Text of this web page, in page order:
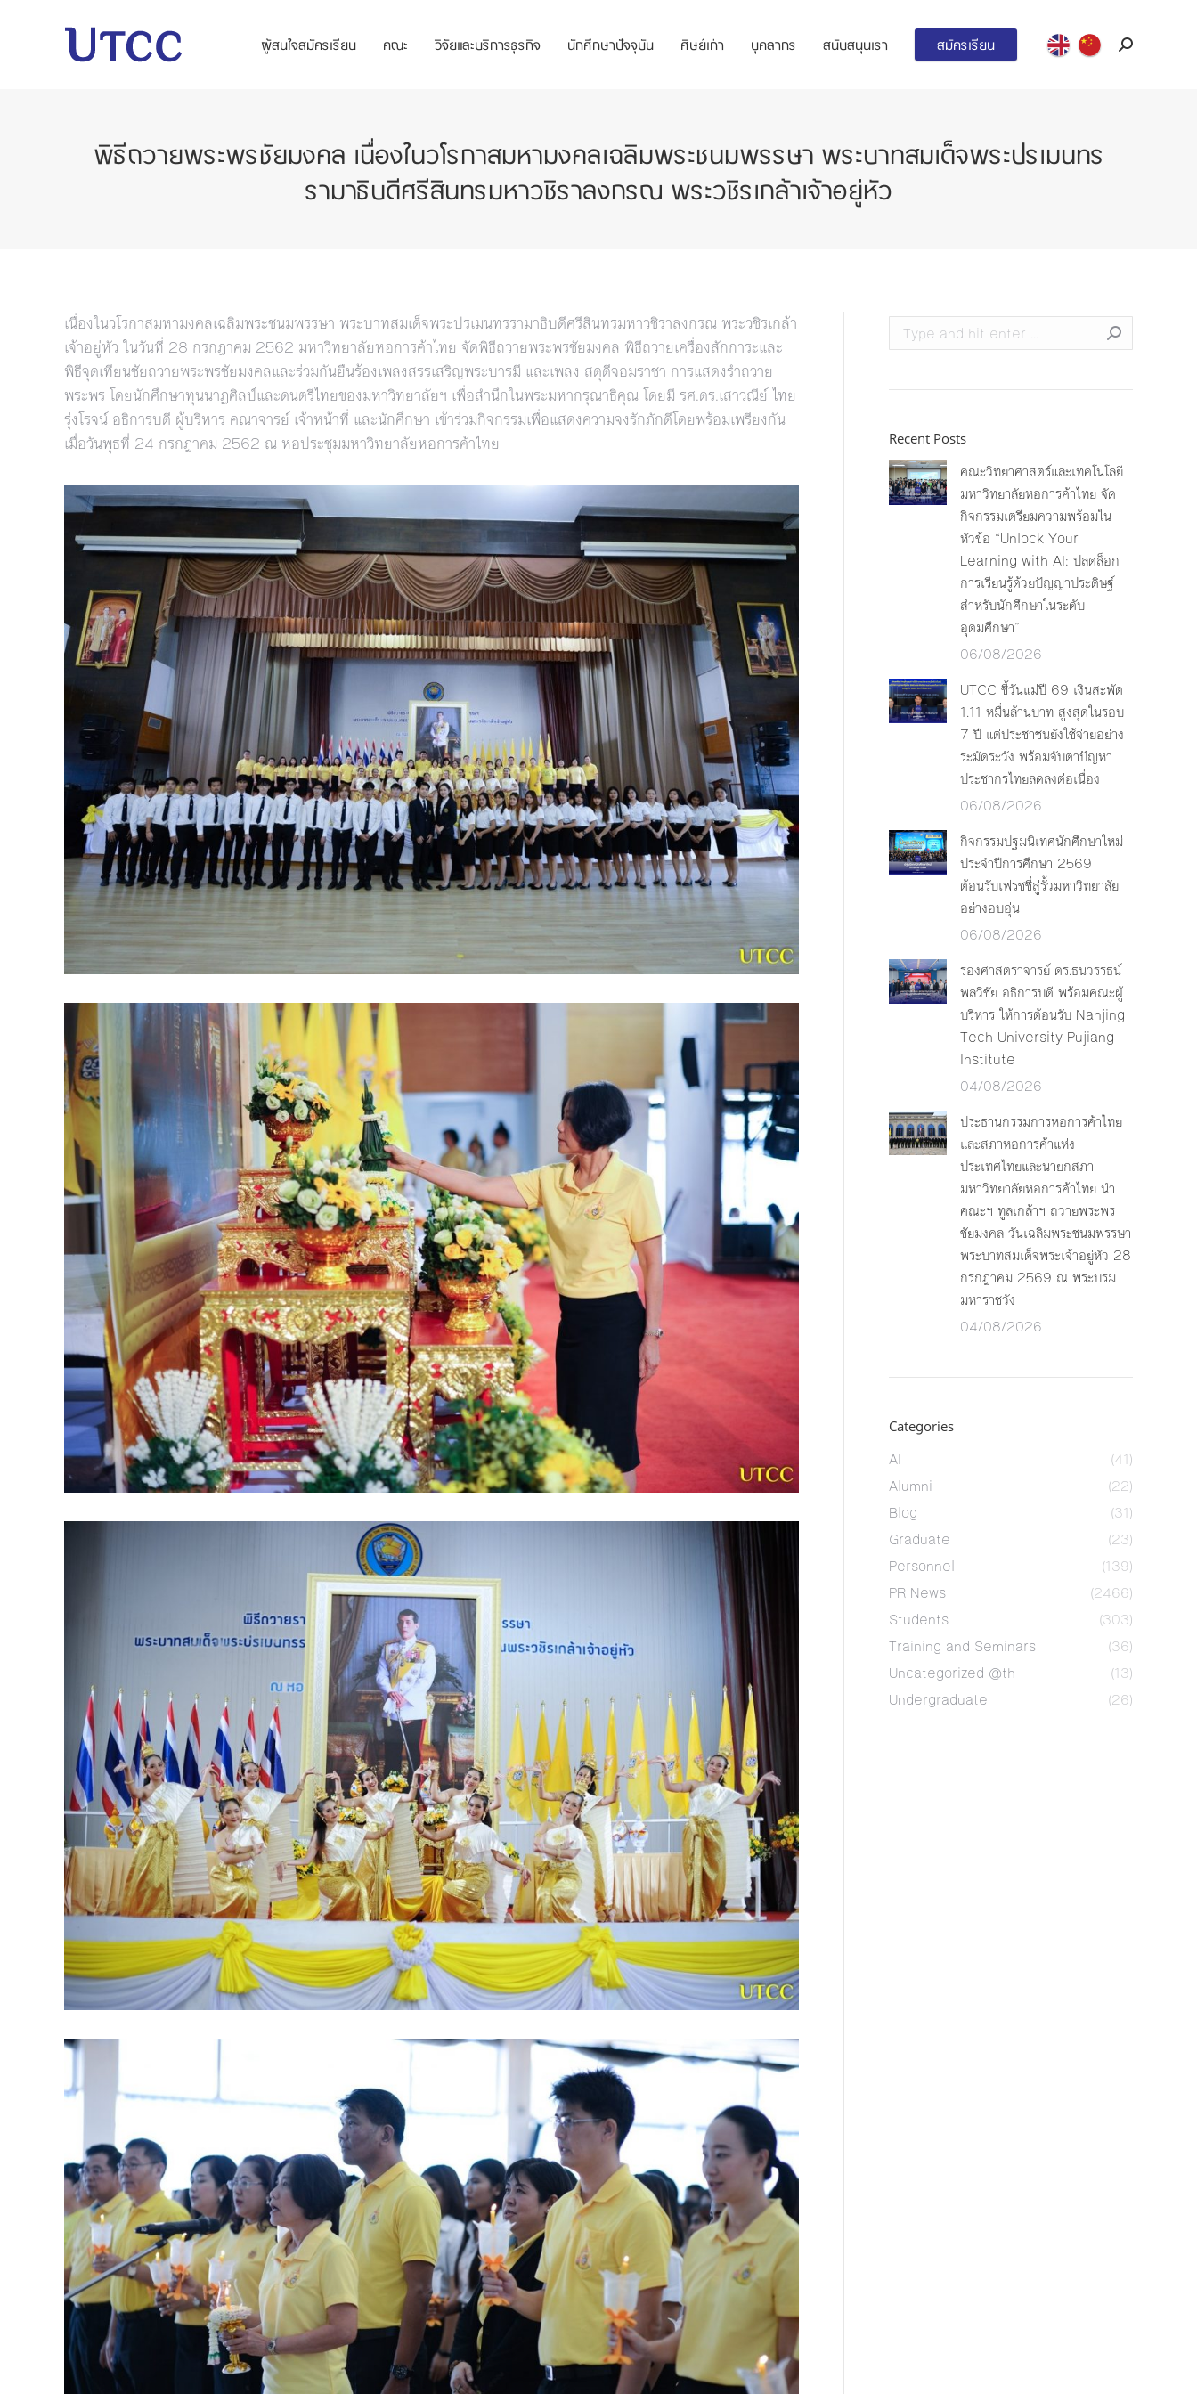
ผู้สนใจสมัครเรียน คณะ วิจัยและบริการธุรกิจ นักศึกษาปัจจุบัน ศิษย์เก่า บุคลากร สนับสนุนเรา สมัครเรียน Search:
พิธีถวายพระพรชัยมงคล เนื่องในวโรกาสมหามงคลเฉลิมพระชนมพรรษา พระบาทสมเด็จพระปรเมนทร
รามาธิบดีศรีสินทรมหาวชิราลงกรณ พระวชิรเกล้าเจ้าอยู่หัว
เนื่องในวโรกาสมหามงคลเฉลิมพระชนมพรรษา พระบาทสมเด็จพระปรเมนทรรามาธิบดีศรีสินทรมหาวชิราลงกรณ พระวชิรเกล้า
เจ้าอยู่หัว ในวันที่ 28 กรกฎาคม 2562 มหาวิทยาลัยหอการค้าไทย จัดพิธีถวายพระพรชัยมงคล พิธีถวายเครื่องสักการะและ
พิธีจุดเทียนชัยถวายพระพรชัยมงคลและร่วมกันยืนร้องเพลงสรรเสริญพระบารมี และเพลง สดุดีจอมราชา การแสดงรำถวาย
พระพร โดยนักศึกษาทุนนาฏศิลป์และดนตรีไทยของมหาวิทยาลัยฯ เพื่อสำนึกในพระมหากรุณาธิคุณ โดยมี รศ.ดร.เสาวณีย์ ไทย
รุ่งโรจน์ อธิการบดี ผู้บริหาร คณาจารย์ เจ้าหน้าที่ และนักศึกษา เข้าร่วมกิจกรรมเพื่อแสดงความจงรักภักดีโดยพร้อมเพรียงกัน
เมื่อวันพุธที่ 24 กรกฎาคม 2562 ณ หอประชุมมหาวิทยาลัยหอการค้าไทย
Search:
Recent Posts
คณะวิทยาศาสตร์และเทคโนโลยี
มหาวิทยาลัยหอการค้าไทย จัด
กิจกรรมเตรียมความพร้อมใน
หัวข้อ “Unlock Your
Learning with AI: ปลดล็อก
การเรียนรู้ด้วยปัญญาประดิษฐ์
สำหรับนักศึกษาในระดับ
อุดมศึกษา”
06/08/2026
UTCC ชี้วันแม่ปี 69 เงินสะพัด
1.11 หมื่นล้านบาท สูงสุดในรอบ
7 ปี แต่ประชาชนยังใช้จ่ายอย่าง
ระมัดระวัง พร้อมจับตาปัญหา
ประชากรไทยลดลงต่อเนื่อง
06/08/2026
กิจกรรมปฐมนิเทศนักศึกษาใหม่
ประจำปีการศึกษา 2569
ต้อนรับเฟรชชี่สู่รั้วมหาวิทยาลัย
อย่างอบอุ่น
06/08/2026
รองศาสตราจารย์ ดร.ธนวรรธน์
พลวิชัย อธิการบดี พร้อมคณะผู้
บริหาร ให้การต้อนรับ Nanjing
Tech University Pujiang
Institute
04/08/2026
ประธานกรรมการหอการค้าไทย
และสภาหอการค้าแห่ง
ประเทศไทยและนายกสภา
มหาวิทยาลัยหอการค้าไทย นำ
คณะฯ ทูลเกล้าฯ ถวายพระพร
ชัยมงคล วันเฉลิมพระชนมพรรษา
พระบาทสมเด็จพระเจ้าอยู่หัว 28
กรกฎาคม 2569 ณ พระบรม
มหาราชวัง
04/08/2026
Categories
AI
(41)
Alumni
(22)
Blog
(31)
Graduate
(23)
Personnel
(139)
PR News
(2466)
Students
(303)
Training and Seminars
(36)
Uncategorized @th
(13)
Undergraduate
(26)